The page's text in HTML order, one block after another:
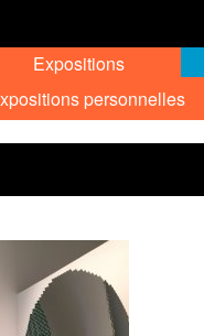
Expositions
personnelles